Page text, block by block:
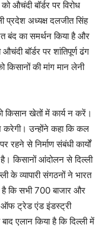
औचंदी बॉर्डर पर विरोध
प्रदेश अध्यक्ष दलजीत सिंह
बंद का समर्थन किया है और
बॉर्डर पर शांतिपूर्ण ढंग
की मांग मान लेनी
किसान खेतों में कार्य न करें।
करेगी। उन्होंने कहा कि कल
से निर्माण संबंधी कार्यों
किसानों आंदोलन से दिल्ली
के व्यापारी संगठनों ने भारत
कि सभी 700 बाजार और
ऑफ ट्रेड एंड इंडस्ट्री
एलान किया है कि दिल्ली में